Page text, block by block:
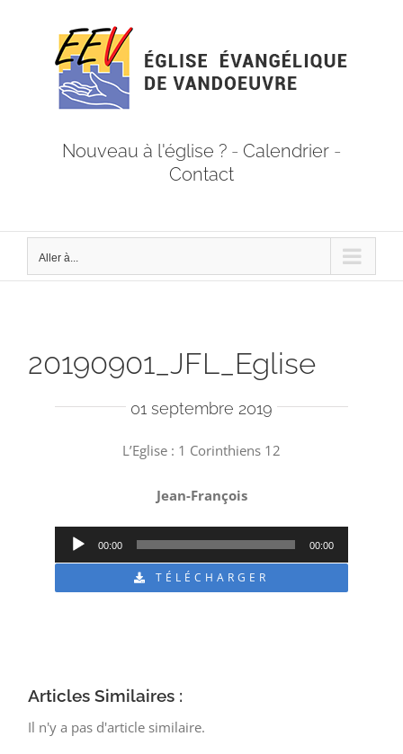
Nouveau à l'église ? - Calendrier -
Contact
Aller à...
20190901_JFL_Eglise
01 septembre 2019
L’Eglise : 1 Corinthiens 12
Jean-François
Lecteur
audio
00:00 00:00
TÉLÉCHARGER
Articles Similaires :
Il n'y a pas d'article similaire.